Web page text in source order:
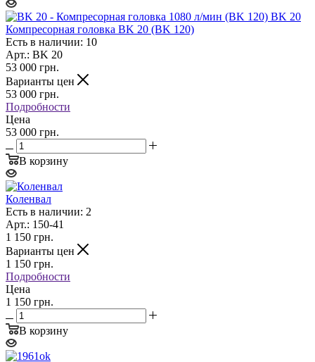
Компресорная головка BK 20 (BK 120)
Есть в наличии: 10
Арт.: BK 20
53 000 грн.
Варианты цен
53 000 грн.
Подробности
Цена
53 000 грн.
В корзину
Коленвал
Есть в наличии: 2
Арт.: 150-41
1 150 грн.
Варианты цен
1 150 грн.
Подробности
Цена
1 150 грн.
В корзину